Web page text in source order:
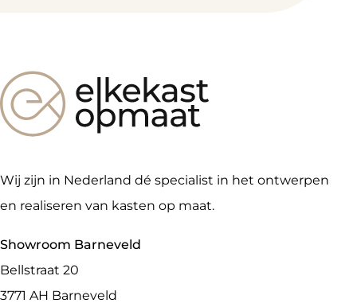
Wij zijn in Nederland dé specialist in het ontwerpen
en realiseren van kasten op maat.
Showroom Barneveld
Bellstraat 20
3771 AH Barneveld